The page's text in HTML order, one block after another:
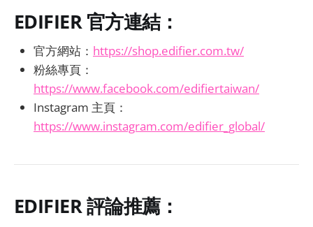
EDIFIER 官方連結：
官方網站： https://shop.edifier.com.tw/
粉絲專頁：
https://www.facebook.com/edifiertaiwan/
Instagram 主頁：
https://www.instagram.com/edifier_global/
EDIFIER評論推薦：